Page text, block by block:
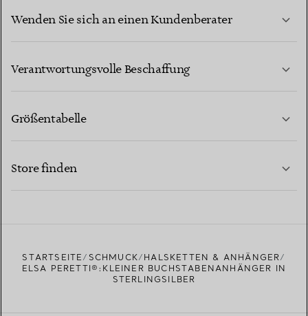
Wenden Sie sich an einen Kundenberater
Verantwortungsvolle Beschaffung
Größentabelle
Store finden
STARTSEITE SCHMUCK
HALSKETTEN & ANHÄNGER
ELSA PERETTI®:KLEINER BUCHSTABENANHÄNGER IN
STERLINGSILBER